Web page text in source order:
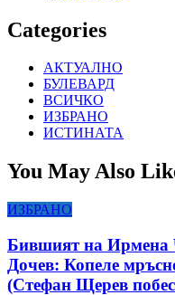
Categories
АКТУАЛНО
БУЛЕВАРД
ВСИЧКО
ИЗБРАНО
ИСТИНАТА
You May Also
ИЗБРАНО
Бившият на Ирмена
Дочев: Копеле
(Стефан Щерев